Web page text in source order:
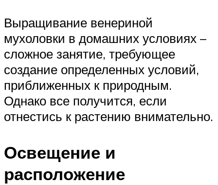
Выращивание венериной
мухоловки в домашних условиях –
сложное занятие, требующее
создание определенных условий,
приближенных к природным.
Однако все получится, если
отнестись к растению внимательно.
Освещение и
расположение